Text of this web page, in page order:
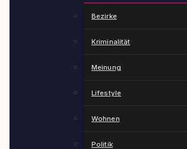
Bezirke
Kriminalität
Meinung
Lifestyle
Wohnen
Politik